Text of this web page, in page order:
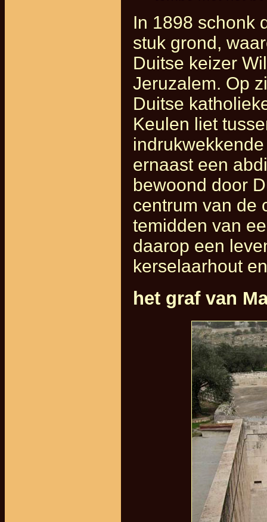
In 1898 schonk
stuk grond,
Duitse keizer
Jeruzalem. Op
Duitse
Keulen liet
ernaast een
bewoond door
centrum van de
temidden van
daarop een
kerselaarhout
het graf van